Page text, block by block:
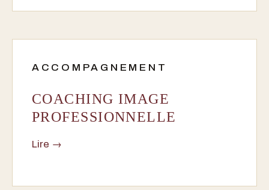
ACCOMPAGNEMENT
COACHING IMAGE
PROFESSIONNELLE
Lire →